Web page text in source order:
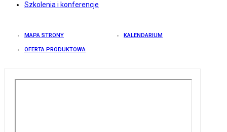
Szkolenia i konferencje
MAPA STRONY KALENDARIUM
OFERTA PRODUKTOWA